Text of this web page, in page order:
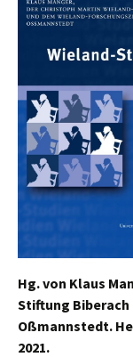
Hg. von Klaus
Stiftung Biberach
Oßmannstedt.
2021.